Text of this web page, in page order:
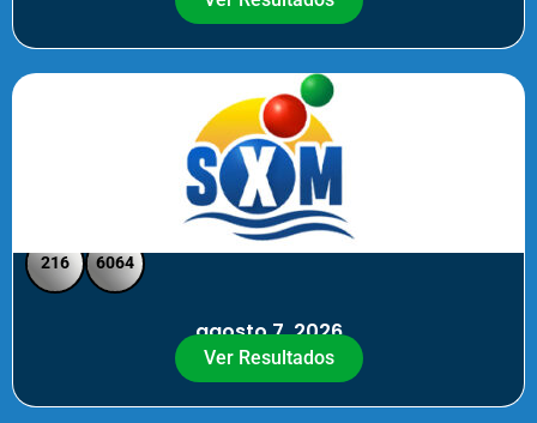
SXM Noche - Pick 3 Pick 4
216 6064
agosto 7, 2026
Ver Resultados